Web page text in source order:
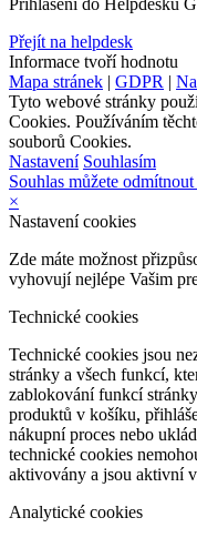
Přejít na helpdesk
Informace tvoří hodnotu
Mapa stránek | GDPR |
Tyto webové stránky
Cookies. Používáním
souborů Cookies.
Nastavení Souhlasím
Souhlas můžete odmítnout
×
Nastavení cookies
Zde máte možnost
vyhovují nejlépe Vašim
Technické cookies
Technické cookies jsou
stránky a všech funkcí,
zablokování funkcí
produktů v košíku,
nákupní proces nebo
technické cookies
aktivovány a jsou aktivní
Analytické cookies